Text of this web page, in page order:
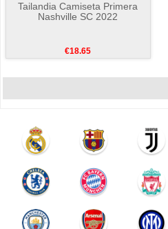
Tailandia Camiseta Primera
Nashville SC 2022
€18.65